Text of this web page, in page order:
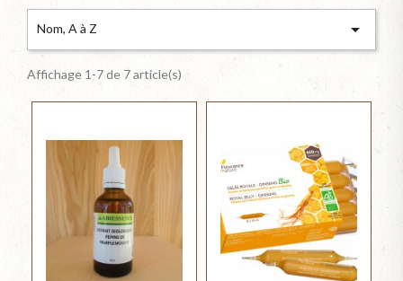
Nom, A à Z 
Affichage 1-7 de 7 article(s)